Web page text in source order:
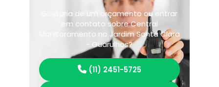
Gostaria de um orçamento ou entrar
em contato sobre Central
Monitoramento no Jardim Santa Clara
- Guarulhos?
(11) 2451-5725